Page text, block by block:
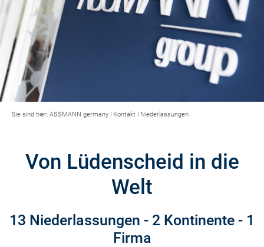
Sie sind hier: ASSMANN germany | Kontakt | Niederlassungen
Von Lüdenscheid in die
Welt
13 Niederlassungen - 2 Kontinente - 1
Firma